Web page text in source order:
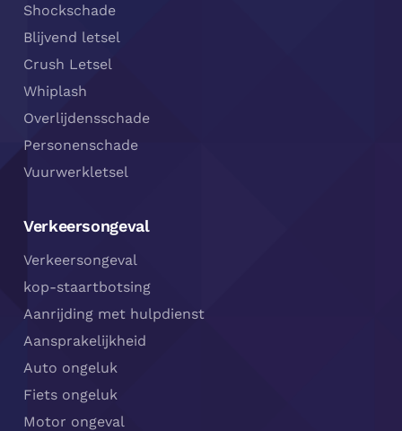
Shockschade
Blijvend letsel
Crush Letsel
Whiplash
Overlijdensschade
Personenschade
Vuurwerkletsel
Verkeersongeval
Verkeersongeval
kop-staartbotsing
Aanrijding met hulpdienst
Aansprakelijkheid
Auto ongeluk
Fiets ongeluk
Motor ongeval